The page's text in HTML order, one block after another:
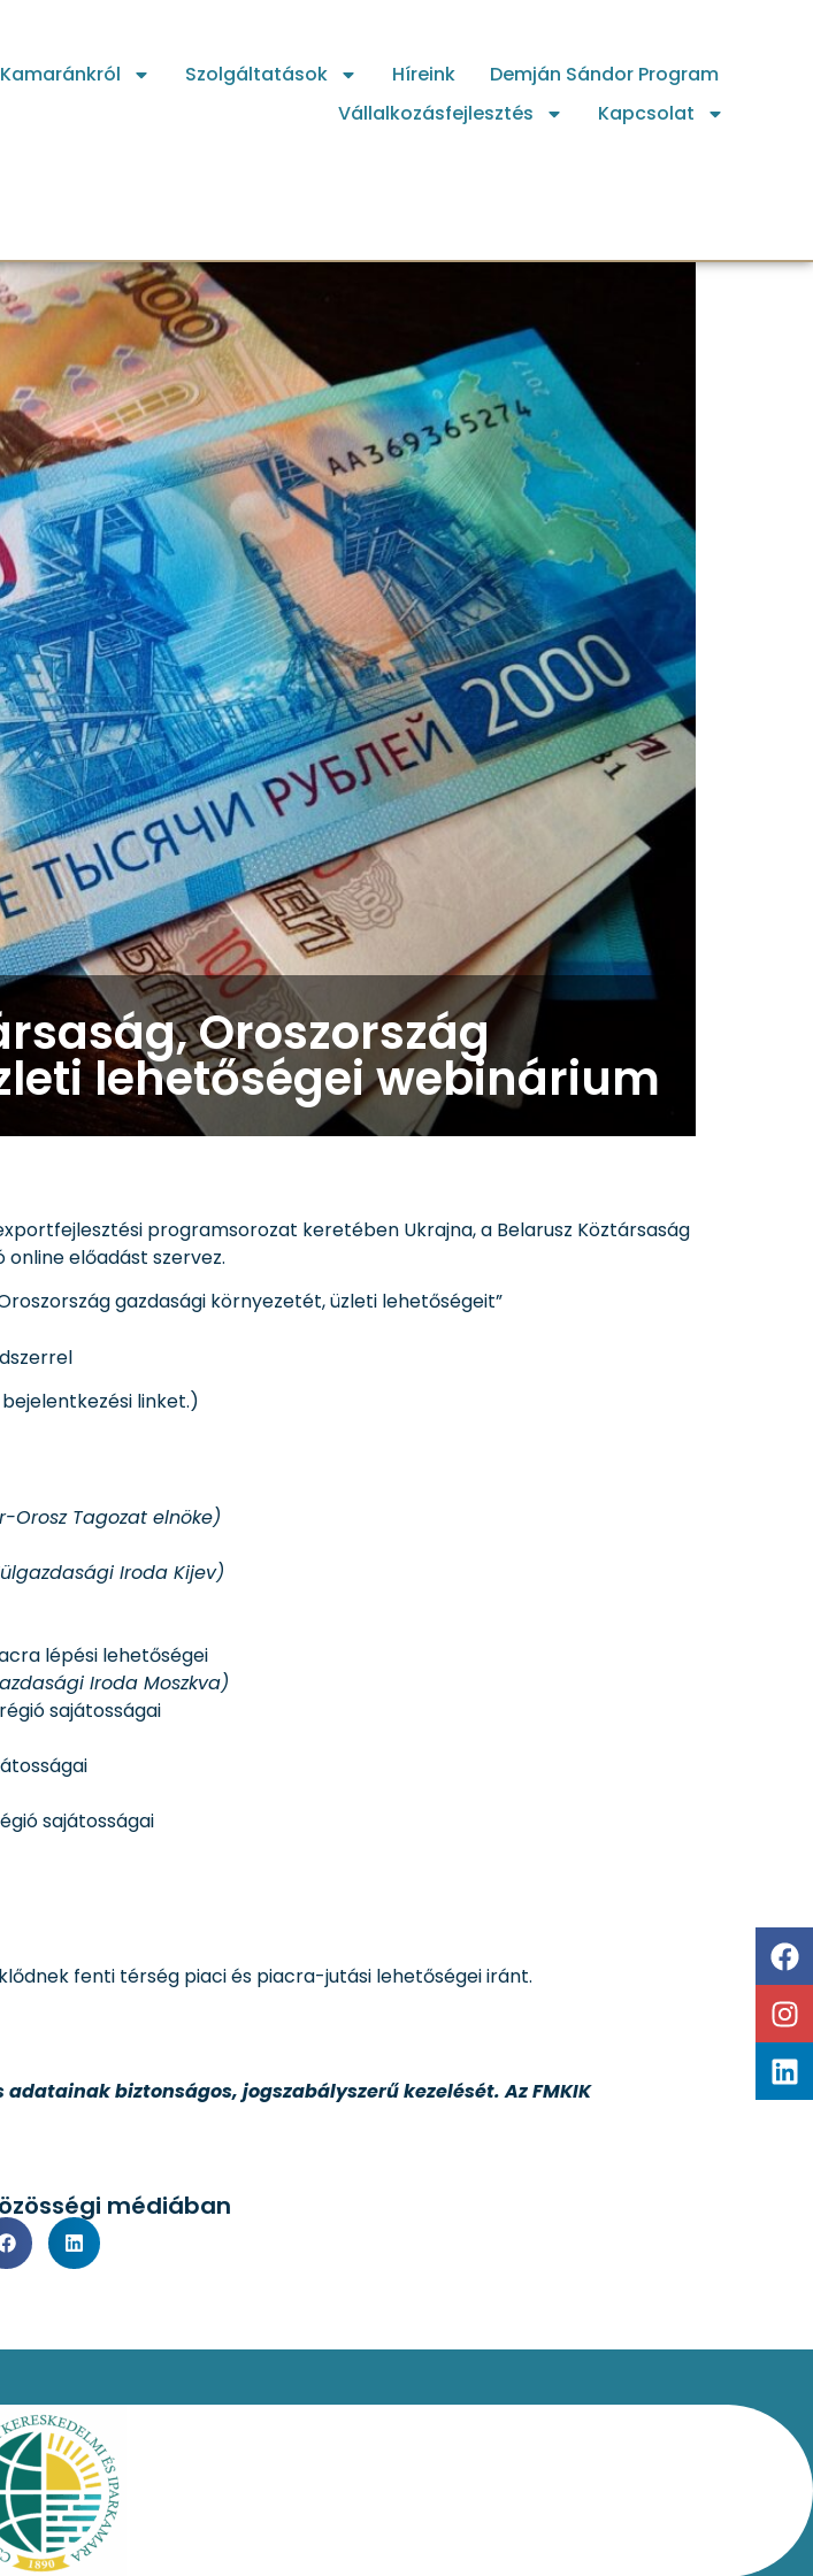
Kamaránkról Szolgáltatások Híreink
Demján Sándor Program
Vállalkozásfejlesztés
Kapcsolat
Oroszország
lehetőségei webinárium
programsorozat keretében Ukrajna, a Belarusz Köztársaság
előadást szervez.
gazdasági környezetét, üzleti lehetőségeit”
linket.)
Orosz Tagozat elnöke)
Iroda Kijev)
lépési lehetőségei
Iroda Moszkva)
sajátosságai
sajátosságai
fenti térség piaci és piacra-jutási lehetőségei iránt.
biztonságos, jogszabályszerű kezelését. Az FMKIK
médiában